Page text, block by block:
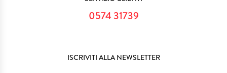
0574 31739
ISCRIVITI ALLA NEWSLETTER